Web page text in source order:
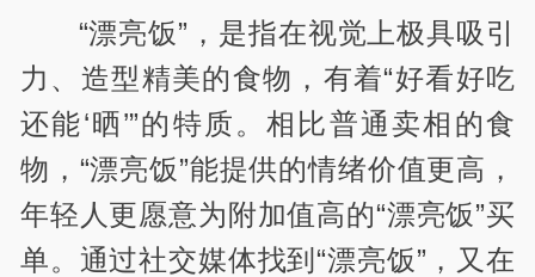
“漂亮饭”，是指在视觉上极具吸引
力、造型精美的食物，有着“好看好吃
还能‘晒’”的特质。相比普通卖相的食
物，“漂亮饭”能提供的情绪价值更高，
年轻人更愿意为附加值高的“漂亮饭”买
单。通过社交媒体找到“漂亮饭”，又在